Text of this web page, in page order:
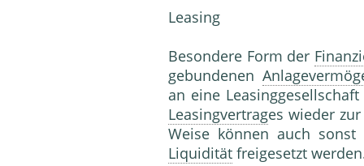
Leasing
Besondere Form der
gebundenen
an eine
Leasingvertrages wieder
Weise können auch
Liquidität freigesetzt